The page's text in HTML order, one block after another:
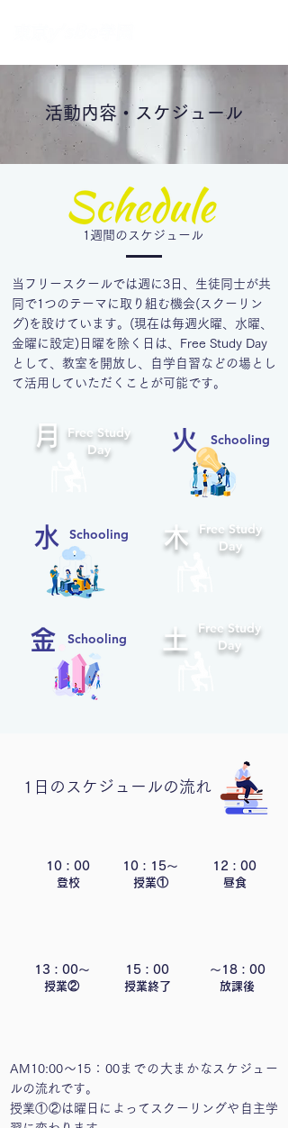
活動内容・スケジュール
1週間のスケジュール
当フリースクールでは週に3日、生徒同士が共
同で1つのテーマに取り組む機会(スクーリン
グ)を設けています。(現在は毎週火曜、水曜、
金曜に設定)日曜を除く日は、Free Study Day
として、教室を開放し、自学自習などの場とし
て活用していただくことが可能です。
月
Free Study
Day
水 Schooling
火 Schooling
木
Free Study
Day
金 Schooling 土
Free Study
Day
1日のスケジュールの流れ
10：00
​登校
10：15～
​授業①
12：00
​昼食
13：00～
​授業②
15：00
​授業終了
～18：00
​放課後
AM10:00～15：00までの大まかなスケジュー
ルの流れです。​
授業①②は曜日によってスクーリングや自主学